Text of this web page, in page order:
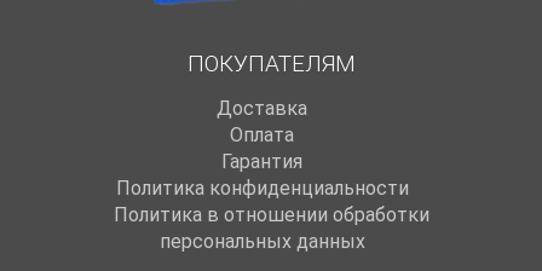
ПОКУПАТЕЛЯМ
Доставка
Оплата
Гарантия
Политика конфиденциальности
Политика в отношении обработки
персональных данных